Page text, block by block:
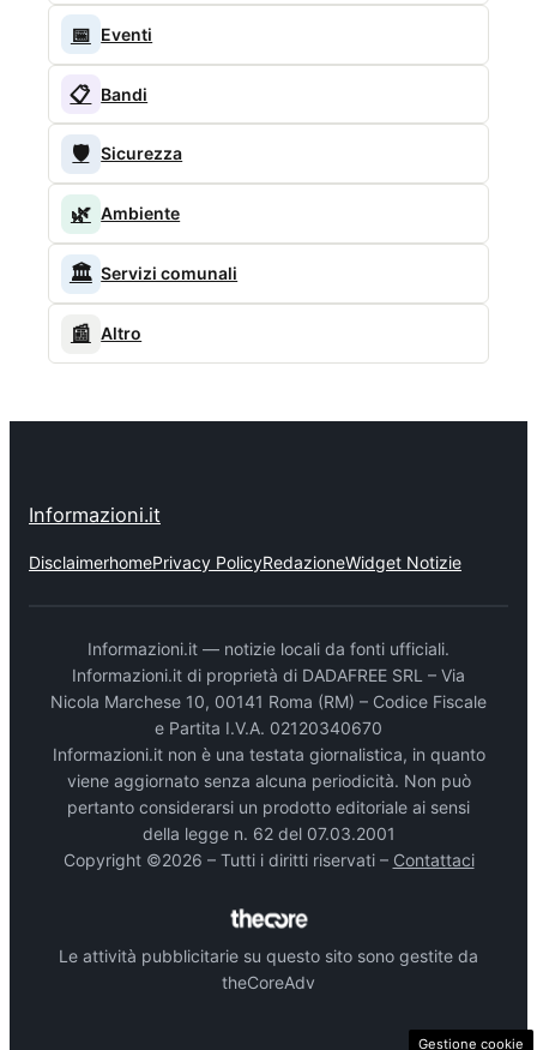
📅 Eventi
📋 Bandi
🛡️ Sicurezza
🌿 Ambiente
🏛️ Servizi comunali
📰 Altro
Informazioni.it
DisclaimerhomePrivacy PolicyRedazioneWidget Notizie
Informazioni.it — notizie locali da fonti ufficiali.
Informazioni.it di proprietà di DADAFREE SRL – Via
Nicola Marchese 10, 00141 Roma (RM) – Codice Fiscale
e Partita I.V.A. 02120340670
Informazioni.it non è una testata giornalistica, in quanto
viene aggiornato senza alcuna periodicità. Non può
pertanto considerarsi un prodotto editoriale ai sensi
della legge n. 62 del 07.03.2001
Copyright ©2026 – Tutti i diritti riservati – Contattaci
Le attività pubblicitarie su questo sito sono gestite da
theCoreAdv
Gestione cookie